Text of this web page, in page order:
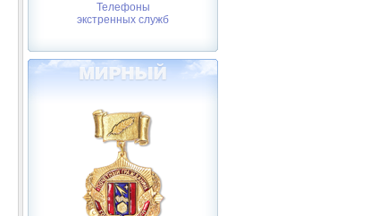
Телефоны
экстренных служб